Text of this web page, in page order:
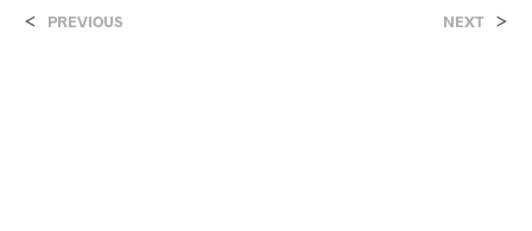
< PREVIOUS NEXT >